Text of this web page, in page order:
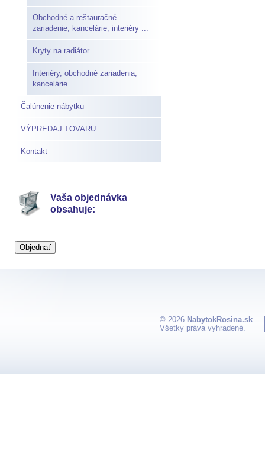
Obchodné a reštauračné
zariadenie, kancelárie, interiéry ...
Kryty na radiátor
Interiéry, obchodné zariadenia,
kancelárie ...
Čalúnenie nábytku
VÝPREDAJ TOVARU
Kontakt
Vaša objednávka
obsahuje:
© 2026 NabytokRosina.sk
Všetky práva vyhradené.